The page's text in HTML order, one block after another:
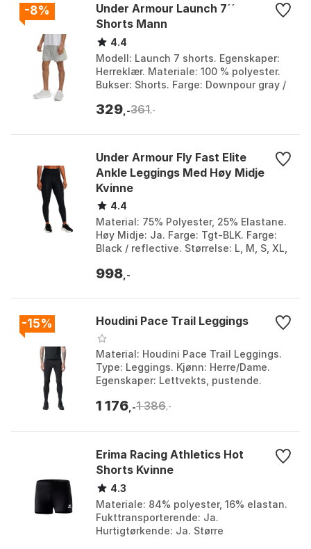
-8%
Under Armour Launch 7´´
Shorts Mann
4.4
Modell: Launch 7 shorts. Egenskaper:
Herreklær. Materiale: 100 % polyester.
Bukser: Shorts. Farge: Downpour gray /
green...
329 ,-361,-
Under Armour Fly Fast Elite
Ankle Leggings Med Høy Midje
Kvinne
4.4
Material: 75% Polyester, 25% Elastane.
Høy Midje: Ja. Farge: Tgt-BLK. Farge:
Black / reflective. Størrelse: L, M, S, XL,
998 ,-
-15% Houdini Pace Trail Leggings
Material: Houdini Pace Trail Leggings.
Type: Leggings. Kjønn: Herre/Dame.
Egenskaper: Lettvekts, pustende.
black 2. Stø...
1 176 ,-1 386 ,-
Erima Racing Athletics Hot
Shorts Kvinne
4.3
Materiale: 84% polyester, 16% elastan.
Fukttransporterende: Ja.
Hurtigtørkende: Ja. Større